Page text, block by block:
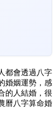
都會透過八字
婚姻運勢，感
的人結婚，很
曆八字算命婚